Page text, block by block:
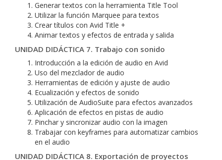
Generar textos con la herramienta Title Tool
Utilizar la función Marquee para textos
Crear títulos con Avid Title +
Animar textos y efectos de entrada y salida
UNIDAD DIDÁCTICA 7. Trabajo con sonido
Introducción a la edición de audio en Avid
Uso del mezclador de audio
Herramientas de edición y ajuste de audio
Ecualización y efectos de sonido
Utilización de AudioSuite para efectos avanzados
Aplicación de efectos en pistas de audio
Pinchar y sincronizar audio con la imagen
Trabajar con keyframes para automatizar cambios
en el audio
UNIDAD DIDÁCTICA 8. Exportación de proyectos